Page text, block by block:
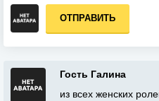
ОТПРАВИТЬ
Гость Галина
из всех женских